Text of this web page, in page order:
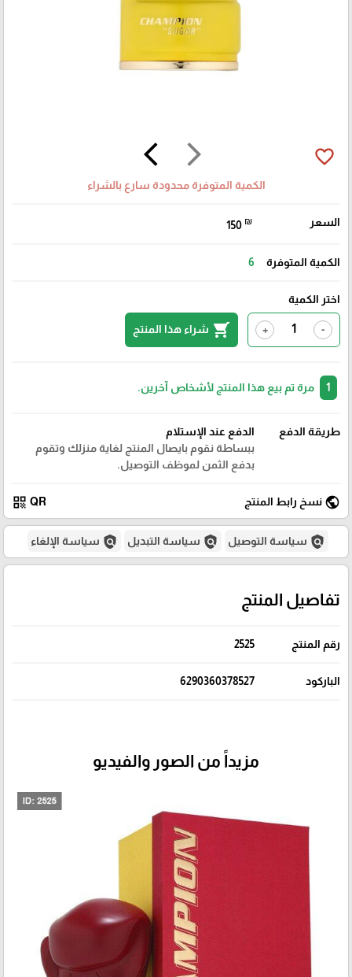
arrow_forward_ios
arrow_back_ios favorite_border
الكمية المتوفرة محدودة سارع بالشراء
السعر 150 ₪
الكمية المتوفرة 6
اختر الكمية
-
+
shopping_cart شراء هذا المنتج
مرة تم بيع هذا المنتج لأشخاص آخرين.
طريقة الدفع
الدفع عند الإستلام
ببساطة نقوم بايصال المنتج لغاية منزلك وتقوم
بدفع الثمن لموظف التوصيل.
public نسخ رابط المنتج QR
qr_code
policy سياسة التوصيل policy سياسة التبديل policy سياسة الإلغاء
تفاصيل المنتج
رقم المنتج 2525
الباركود 6290360378527
مزيداً من الصور والفيديو